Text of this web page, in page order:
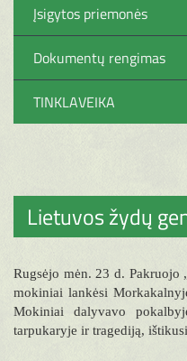
Įsigytos priemonės
Dokumentų rengimas
TINKLAVEIKA
Lietuvos žydų
Rugsėjo mėn. 23 d. Pakruojo
mokiniai lankėsi
Mokiniai dalyvavo
tarpukaryje ir tragediją,